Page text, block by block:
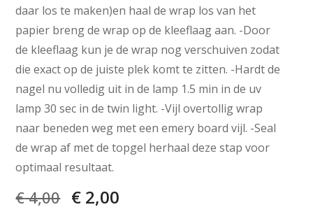
daar los te maken)en haal de wrap los van het
papier breng de wrap op de kleeflaag aan. -Door
de kleeflaag kun je de wrap nog verschuiven zodat
die exact op de juiste plek komt te zitten. -Hardt de
nagel nu volledig uit in de lamp 1.5 min in de uv
lamp 30 sec in de twin light. -Vijl overtollig wrap
naar beneden weg met een emery board vijl. -Seal
de wrap af met de topgel herhaal deze stap voor
optimaal resultaat.
€4,00 € 2,00